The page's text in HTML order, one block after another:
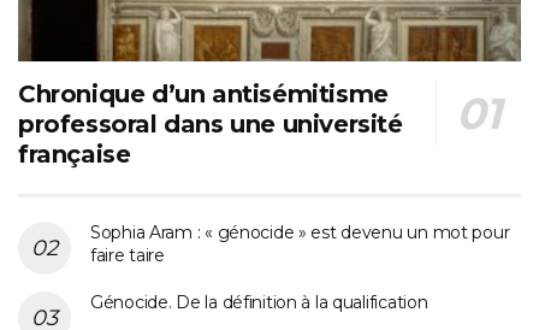
Chronique d’un antisémitisme
professoral dans une université
française
Sophia Aram : « génocide » est devenu un mot pour
faire taire
Génocide. De la définition à la qualification